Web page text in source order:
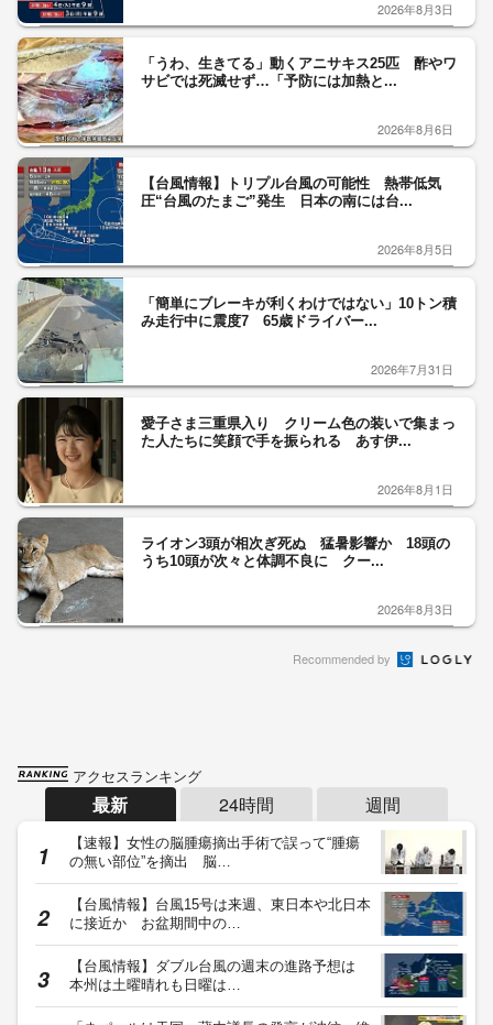
2026年8月3日
「うわ、生きてる」動くアニサキス25匹 酢やワ
サビでは死滅せず…「予防には加熱と...
2026年8月6日
【台風情報】トリプル台風の可能性 熱帯低気
圧“台風のたまご”発生 日本の南には台...
2026年8月5日
「簡単にブレーキが利くわけではない」10トン積
み走行中に震度7 65歳ドライバー...
2026年7月31日
愛子さま三重県入り クリーム色の装いで集まっ
た人たちに笑顔で手を振られる あす伊...
2026年8月1日
ライオン3頭が相次ぎ死ぬ 猛暑影響か 18頭の
うち10頭が次々と体調不良に クー...
2026年8月3日
Recommended by
アクセスランキング
最新 24時間 週間
【速報】女性の脳腫瘍摘出手術で誤って“腫瘍
の無い部位”を摘出 脳…
【台風情報】台風15号は来週、東日本や北日本
に接近か お盆期間中の…
【台風情報】ダブル台風の週末の進路予想は
本州は土曜晴れも日曜は…